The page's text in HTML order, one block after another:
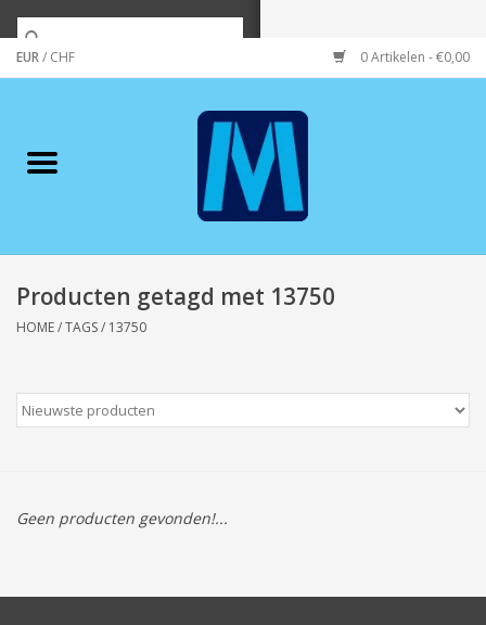
EUR/ CHF 0 Artikelen - €0,00
Merken
Wonen/koken/huishouden
Wenskaarten
Tassen/Portemonnee
Boeken
Producten getagd met 13750
HOME/TAGS/ 13750
Geen producten gevonden!...